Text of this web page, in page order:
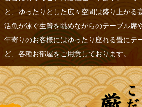
と、ゆったりとした広々空間は盛り上がる
活魚が泳ぐ生簀を眺めながらのテーブル席
年寄りのお客様にはゆったり座れる畳にテ
ど、各種お部屋をご用意しております。